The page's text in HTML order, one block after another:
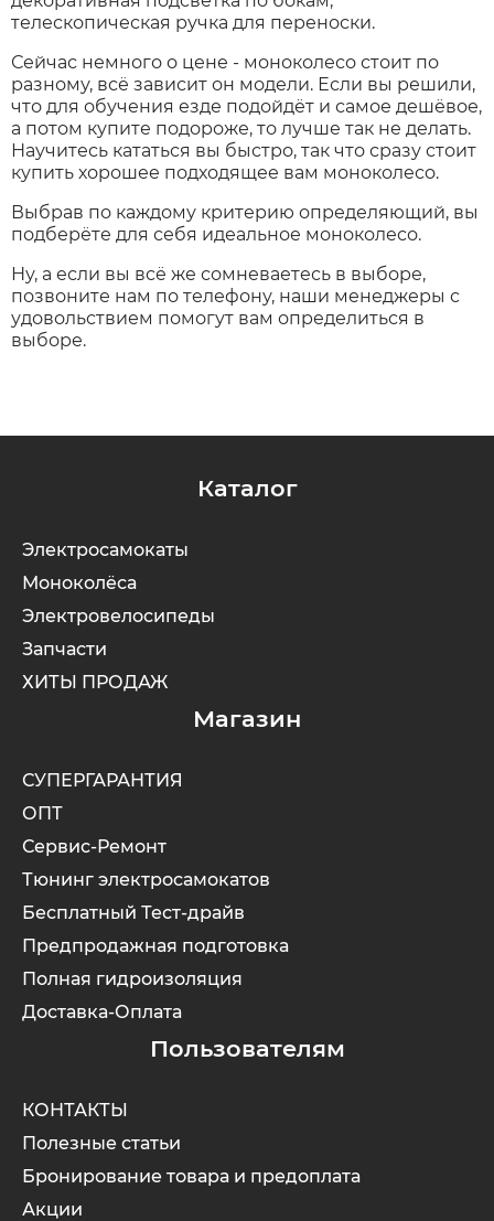
телескопическая ручка для переноски.
Сейчас немного о цене - моноколесо стоит по
разному, всё зависит он модели. Если вы решили,
что для обучения езде подойдёт и самое дешёвое,
а потом купите подороже, то лучше так не делать.
Научитесь кататься вы быстро, так что сразу стоит
купить хорошее подходящее вам моноколесо.
Выбрав по каждому критерию определяющий, вы
подберёте для себя идеальное моноколесо.
Ну, а если вы всё же сомневаетесь в выборе,
позвоните нам по телефону, наши менеджеры с
удовольствием помогут вам определиться в
выборе.
Каталог
Электросамокаты
Моноколёса
Электровелосипеды
Запчасти
ХИТЫ ПРОДАЖ
Магазин
СУПЕРГАРАНТИЯ
ОПТ
Сервис-Ремонт
Тюнинг электросамокатов
Бесплатный Тест-драйв
Предпродажная подготовка
Полная гидроизоляция
Доставка-Оплата
Пользователям
КОНТАКТЫ
Полезные статьи
Бронирование товара и предоплата
Акции